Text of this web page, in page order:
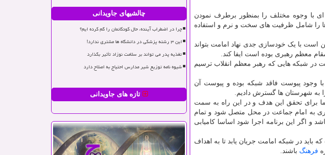
ای با وجوه مختلف را بمنظور برطرف نمودن
ها را شامل ظرفیت های سخت و نرم و استفاده
است با یک خودسازی جدی نهاد امامت بتواند
معظم رهبری بوده است ایفا کند.
در این رابطه مربوط به سال ۱۴۰۴ است که نهاد امامت در شبکه هایی که رهبر معظم انقلاب ترسیم
با وجود پیوست فاقد شبکه بوده و پیوست آن
به شهرستان ها گسترش دادیم.
برای تحقق این هدف و در این راه به سمت
به امام جماعت در محل متصل شود و تمام
و اگر این برنامه اجرا شود اساسا کامیابی
در شبکه امامت جریان یابد تا به اهداف
فرهنگ باشند.
چالشیهای جاویدانی
چرا در اضطراب آینده، حال کودکانمان را گم کرده ایم؟
این ۳ رشته پزشکی در دانشگاه ها مشتری ندارد!
تغذیه پدر می تواند بر سلامت نوزاد تأثیر بگذارد
شیوه نامه توزیع شیر مدارس احتیاج به اصلاح دارد
تازه های جاویدانی